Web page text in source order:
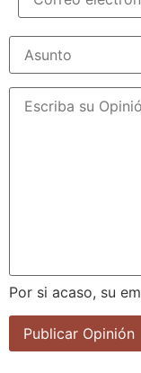
Por si acaso, su